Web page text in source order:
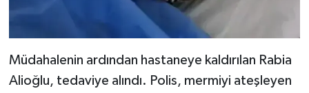
Müdahalenin ardından hastaneye kaldırılan Rabia
Alioğlu, tedaviye alındı. Polis, mermiyi ateşleyen